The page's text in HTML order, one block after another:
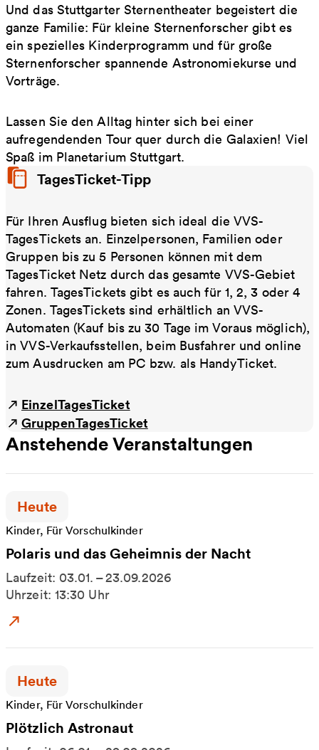
Und das Stuttgarter Sternentheater begeistert die
ganze Familie: Für kleine Sternenforscher gibt es
ein spezielles Kinderprogramm und für große
Sternenforscher spannende Astronomiekurse und
Vorträge.
Lassen Sie den Alltag hinter sich bei einer
aufregendenden Tour quer durch die Galaxien! Viel
Spaß im Planetarium Stuttgart.
TagesTicket-Tipp
Für Ihren Ausflug bieten sich ideal die VVS-
TagesTickets an. Einzelpersonen, Familien oder
Gruppen bis zu 5 Personen können mit dem
TagesTicket Netz durch das gesamte VVS-Gebiet
fahren. TagesTickets gibt es auch für 1, 2, 3 oder 4
Zonen. TagesTickets sind erhältlich an VVS-
Automaten (Kauf bis zu 30 Tage im Voraus möglich),
in VVS-Verkaufsstellen, beim Busfahrer und online
zum Ausdrucken am PC bzw. als HandyTicket.
EinzelTagesTicket
GruppenTagesTicket
Anstehende Veranstaltungen
Zeitpunkt der Veranstaltung:
Heute
Kinder, Für Vorschulkinder
Polaris und das Geheimnis der Nacht
Laufzeit: 03.01. – 23.09.2026
Uhrzeit: 13:30 Uhr
Zum Event: Polaris und das Geheimnis der Nacht
Zeitpunkt der Veranstaltung:
Heute
Kinder, Für Vorschulkinder
Plötzlich Astronaut